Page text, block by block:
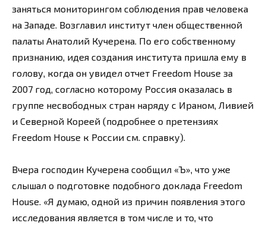
заняться мониторингом соблюдения прав человека
на Западе. Возглавил институт член общественной
палаты Анатолий Кучерена. По его собственному
признанию, идея создания института пришла ему в
голову, когда он увидел отчет Freedom House за
2007 год, согласно которому Россия оказалась в
группе несвободных стран наряду с Ираном, Ливией
и Северной Кореей (подробнее о претензиях
Freedom House к России см. справку).
Вчера господин Кучерена сообщил «Ъ», что уже
слышал о подготовке подобного доклада Freedom
House. «Я думаю, одной из причин появления этого
исследования является в том числе и то, что